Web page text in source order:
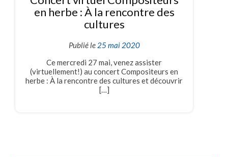
en herbe : À la rencontre des
cultures
Publié le 25 mai 2020
Ce mercredi 27 mai, venez assister
(virtuellement!) au concert Compositeurs en
herbe : À la rencontre des cultures et découvrir
[…]